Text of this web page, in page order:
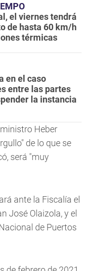
el viernes tendrá
de hasta 60 km/h
térmicas
en el caso
entre las partes
la instancia
Heber
de lo que se
será "muy
ante la Fiscalía el
José Olaizola, y el
de Puertos